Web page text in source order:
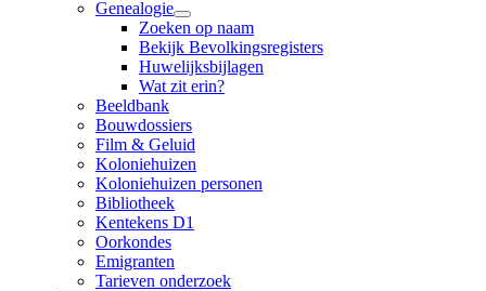
Genealogie
Zoeken op naam
Bekijk Bevolkingsregisters
Huwelijksbijlagen
Wat zit erin?
Beeldbank
Bouwdossiers
Film & Geluid
Koloniehuizen
Koloniehuizen personen
Bibliotheek
Kentekens D1
Oorkondes
Emigranten
Tarieven onderzoek